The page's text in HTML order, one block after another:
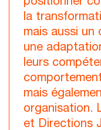
la
mais aussi
une
leurs
mais
organisation.
et Directions